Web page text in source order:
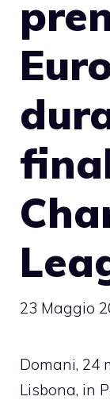
23 Maggio
Domani, 24
Lisbona, in